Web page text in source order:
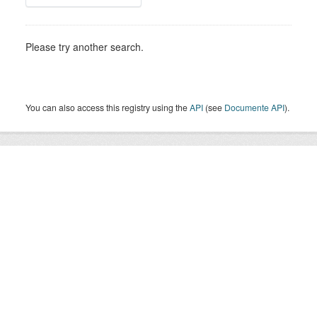
Please try another search.
You can also access this registry using theAPI (see Documente API).